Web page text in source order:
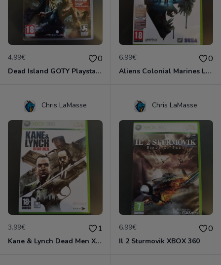
4.99€ 0
Dead Island GOTY Playstation 3
6.99€ 0
Aliens Colonial Marines Limited Edition XBOX 360
Chris LaMasse
3.99€ 1
Kane & Lynch Dead Men XBOX 360
Chris LaMasse
6.99€ 0
Il 2 Sturmovik XBOX 360